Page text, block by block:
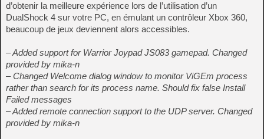
d’obtenir la meilleure expérience lors de l’utilisation d’un
DualShock 4 sur votre PC, en émulant un contrôleur Xbox 360,
beaucoup de jeux deviennent alors accessibles.
– Added support for Warrior Joypad JS083 gamepad. Changed
provided by mika-n
– Changed Welcome dialog window to monitor ViGEm process
rather than search for its process name. Should fix false Install
Failed messages
– Added remote connection support to the UDP server. Changed
provided by mika-n